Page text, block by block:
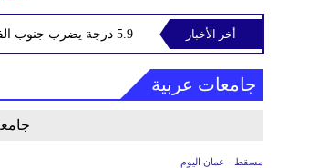
زلزال بقوة 5.9 درجة يضرب جنوب الفلبين دون تسجيل ضحاياأخر الأخبار
جامعات عربية
جامعة
مسقط - عمان اليوم